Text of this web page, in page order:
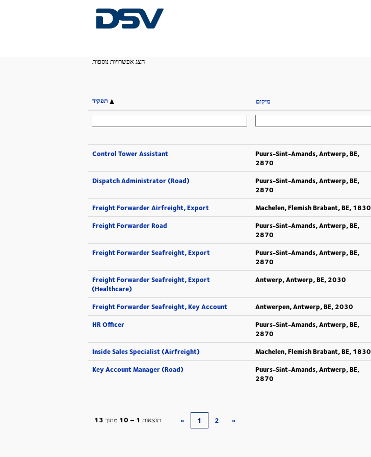
דף הבית | ב- DSV(דף
נוכחי)
הצג אפשרויות נוספות
מיקום
Control Tower Assistant
Puurs-Sint-Amands, Antwerp, BE,
2870
Dispatch Administrator (Road)
Puurs-Sint-Amands, Antwerp, BE,
2870
Freight Forwarder Airfreight, Export Machelen, Flemish Brabant, BE, 1830
Freight Forwarder Road
Puurs-Sint-Amands, Antwerp, BE,
2870
Freight Forwarder Seafreight, Export
Puurs-Sint-Amands, Antwerp, BE,
2870
Freight Forwarder Seafreight, Export
(Healthcare)
Antwerp, Antwerp, BE, 2030
Freight Forwarder Seafreight, Key Account Antwerpen, Antwerp, BE, 2030
HR Officer
Puurs-Sint-Amands, Antwerp, BE,
2870
Inside Sales Specialist (Airfreight) Machelen, Flemish Brabant, BE, 1830
Key Account Manager (Road)
Puurs-Sint-Amands, Antwerp, BE,
2870
תוצאות 1 – 10 מתוך 13 « 1 2 »